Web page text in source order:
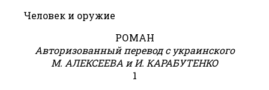
Человек и оружие
РОМАН
Авторизованный перевод с украинского
М. АЛЕКСЕЕВА и И. КАРАБУТЕНКО
1